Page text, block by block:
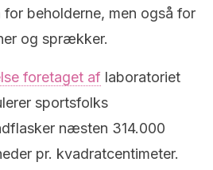
beholderne, men også for
og sprækker.
foretaget af laboratoriet
sportsfolks
næsten 314.000
pr. kvadratcentimeter.